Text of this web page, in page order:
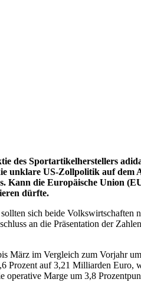
des Sportartikelherstellers
unklare US-Zollpolitik auf
die Europäische Union
dürfte.
sich beide
an die Präsentation der
März im Vergleich zum Vorjahr
Prozent auf 3,21 Milliarden
Marge um 3,8